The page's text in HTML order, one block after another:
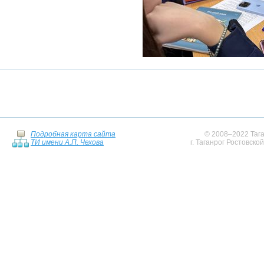
Подробная карта сайта
ТИ имени А.П. Чехова
© 2008–2022
г. Таганрог